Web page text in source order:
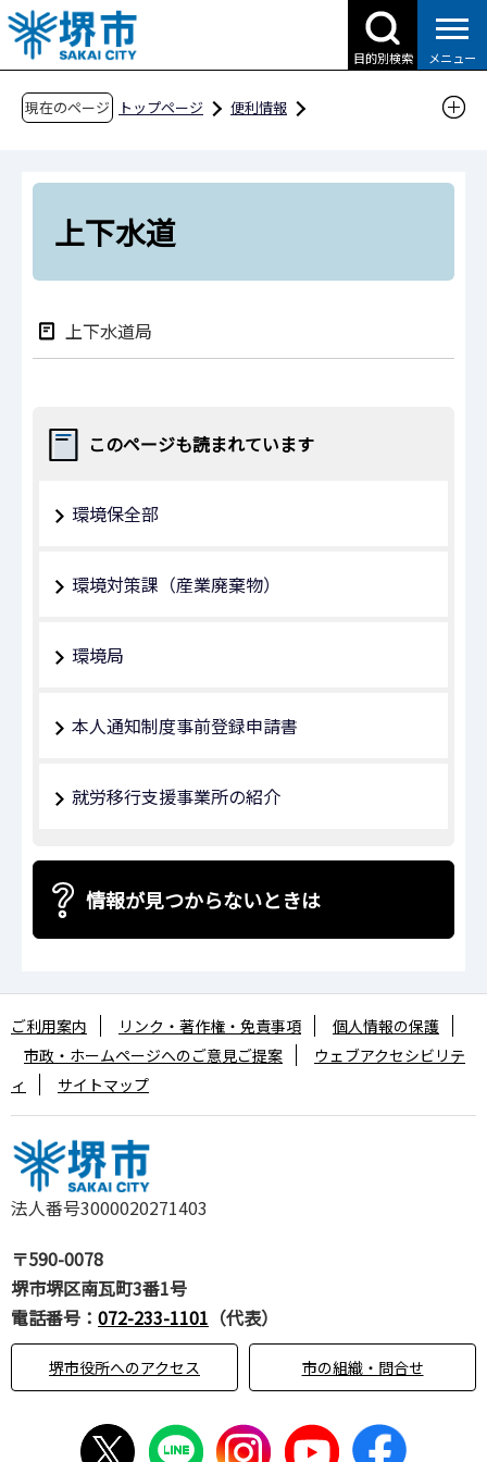
こ
の
ペ
目的別検索 メニュー
現在のページ トップページ
便利情報
申請書ダウンロード（企業の方へ）
目的別検索
上下水道
上下水道局
このページも読まれています
環境保全部
環境対策課（産業廃棄物）
環境局
本人通知制度事前登録申請書
就労移行支援事業所の紹介
情報が見つからないときは
法人番号3000020271403
〒590-0078
堺市堺区南瓦町3番1号
電話番号： 072-233-1101 （代表）
堺市役所へのアクセス 市の組織・問合せ
ご利用案内 リンク・著作権・免責事項
個人情報の保護
市政・ホームページへのご意見ご提案
ウェブアクセシビリテ
ィ
サイトマップ